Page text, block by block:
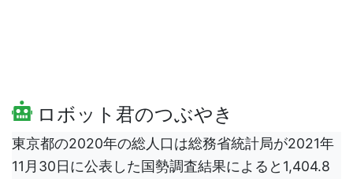
ロボット君のつぶやき
東京都の2020年の総人口は総務省統計局が2021年
11月30日に公表した国勢調査結果によると1,404.8